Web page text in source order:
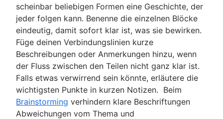
scheinbar beliebigen Formen eine Geschichte, der
jeder folgen kann. Benenne die einzelnen Blöcke
eindeutig, damit sofort klar ist, was sie bewirken.
Füge deinen Verbindungslinien kurze
Beschreibungen oder Anmerkungen hinzu, wenn
der Fluss zwischen den Teilen nicht ganz klar ist.
Falls etwas verwirrend sein könnte, erläutere die
wichtigsten Punkte in kurzen Notizen. Beim
Brainstorming verhindern klare Beschriftungen
Abweichungen vom Thema und